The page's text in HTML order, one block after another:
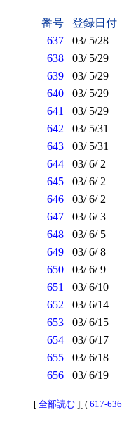
番号 登録日付
637
03/ 5/28
638
03/ 5/29
639
03/ 5/29
640
03/ 5/29
641
03/ 5/29
642
03/ 5/31
643
03/ 5/31
644
03/ 6/ 2
645
03/ 6/ 2
646
03/ 6/ 2
647
03/ 6/ 3
648
03/ 6/ 5
649
03/ 6/ 8
650
03/ 6/ 9
651
03/ 6/10
652
03/ 6/14
653
03/ 6/15
654
03/ 6/17
655
03/ 6/18
656
03/ 6/19
[ 全部読む ][ ( 617-636